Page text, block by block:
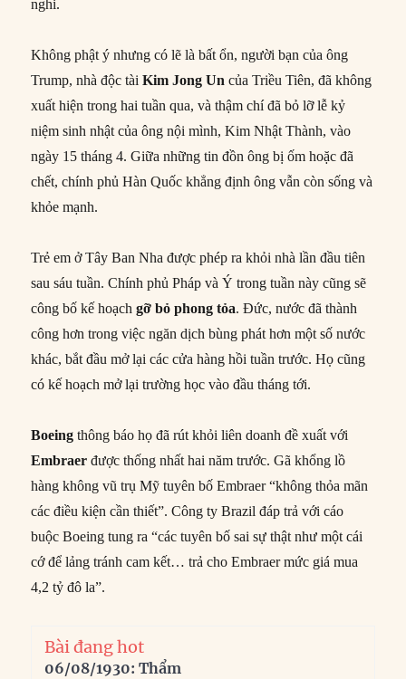
nghi.
Không phật ý nhưng có lẽ là bất ổn, người bạn của ông
Trump, nhà độc tàiKim Jong Un của Triều Tiên, đã không
xuất hiện trong hai tuần qua, và thậm chí đã bỏ lỡ lễ kỷ
niệm sinh nhật của ông nội mình, Kim Nhật Thành, vào
ngày 15 tháng 4. Giữa những tin đồn ông bị ốm hoặc đã
chết, chính phủ Hàn Quốc khẳng định ông vẫn còn sống và
khỏe mạnh.
Trẻ em ở Tây Ban Nha được phép ra khỏi nhà lần đầu tiên
sau sáu tuần. Chính phủ Pháp và Ý trong tuần này cũng sẽ
công bố kế hoạchgỡ bỏ phong tỏa. Đức, nước đã thành
công hơn trong việc ngăn dịch bùng phát hơn một số nước
khác, bắt đầu mở lại các cửa hàng hồi tuần trước. Họ cũng
có kế hoạch mở lại trường học vào đầu tháng tới.
Boeing thông báo họ đã rút khỏi liên doanh đề xuất với
Embraer được thống nhất hai năm trước. Gã khổng lồ
hàng không vũ trụ Mỹ tuyên bố Embraer “không thỏa mãn
các điều kiện cần thiết”. Công ty Brazil đáp trả với cáo
buộc Boeing tung ra “các tuyên bố sai sự thật như một cái
cớ để lảng tránh cam kết… trả cho Embraer mức giá mua
4,2 tỷ đô la”.
Bài đang hot
06/08/1930: Thẩm